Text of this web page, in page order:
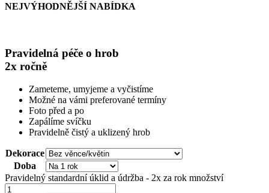
NEJVÝHODNĚJŠÍ NABÍDKA
Pravidelná péče o hrob
2x ročně
Zameteme, umyjeme a vyčistíme
Možné na vámi preferované termíny
Foto před a po
Zapálíme svíčku
Pravidelně čistý a uklizený hrob
Dekorace
Doba
Pravidelný standardní úklid a údržba - 2x za rok množství